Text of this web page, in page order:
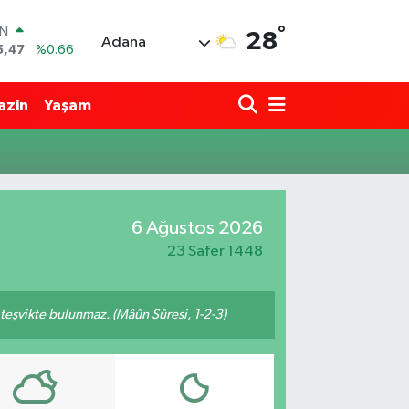
%0.66
Adana 28°
Yaşam
6 Ağustos 2026
23 Safer 1448
bulunmaz. (Mâûn Sûresi, 1-2-3)